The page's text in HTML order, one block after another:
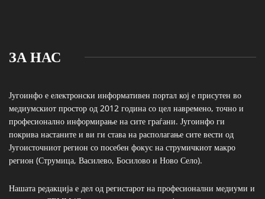
ЗА НАС
Југоинфо е електронски информативен портал кој е присутен во
медиумскиот простор од 2012 година со цел навремено, точно и
професионално информирање на сите граѓани. Југоинфо ги
покрива настаните и ви ги става на располагање сите вести од
Југоисточниот регион со посебен фокус на струмичкиот макро
регион (Струмица, Василево, Босилово и Ново Село).
Нашата редакција е дел од регистарот на професионални медиуми и